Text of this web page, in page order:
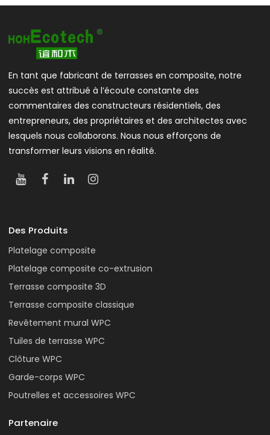
En tant que fabricant de terrasses en composite, notre
succès est attribué à l’écoute constante des
commentaires des constructeurs résidentiels, des
entrepreneurs, des propriétaires et des architectes avec
lesquels nous collaborons. Nous nous efforçons de
transformer leurs visions en réalité.
Des Produits
Platelage composite
Platelage composite co-extrusion
Terrasse composite 3D
Terrasse composite classique
Revêtement mural WPC
Tuiles de terrasse WPC
Clôture WPC
Garde-corps WPC
Poutrelles et accessoires WPC
Partenaire